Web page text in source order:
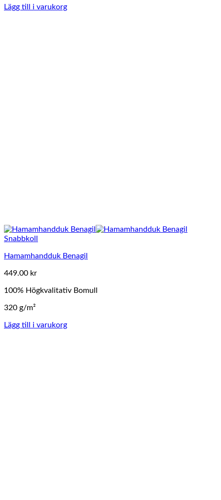
Lägg till i varukorg
Snabbkoll
Hamamhandduk Benagil
449.00 kr
100% Högkvalitativ Bomull
320 g/m²
Lägg till i varukorg